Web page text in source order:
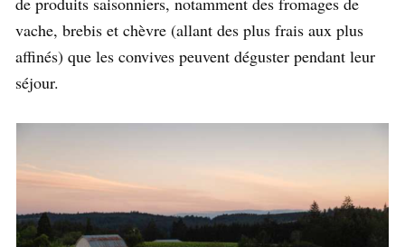
vache, brebis et chèvre (allant des plus frais aux plus
affinés) que les convives peuvent déguster pendant leur
séjour.